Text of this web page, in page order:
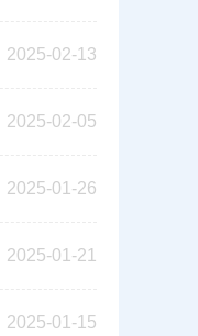
2025-02-13
2025-02-05
2025-01-26
2025-01-21
2025-01-15